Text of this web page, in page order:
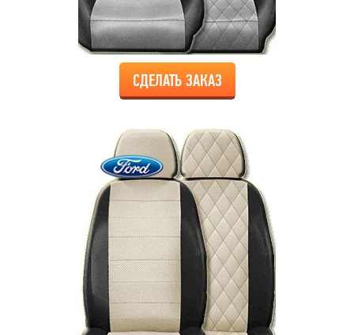
СДЕЛАТЬ ЗАКАЗ